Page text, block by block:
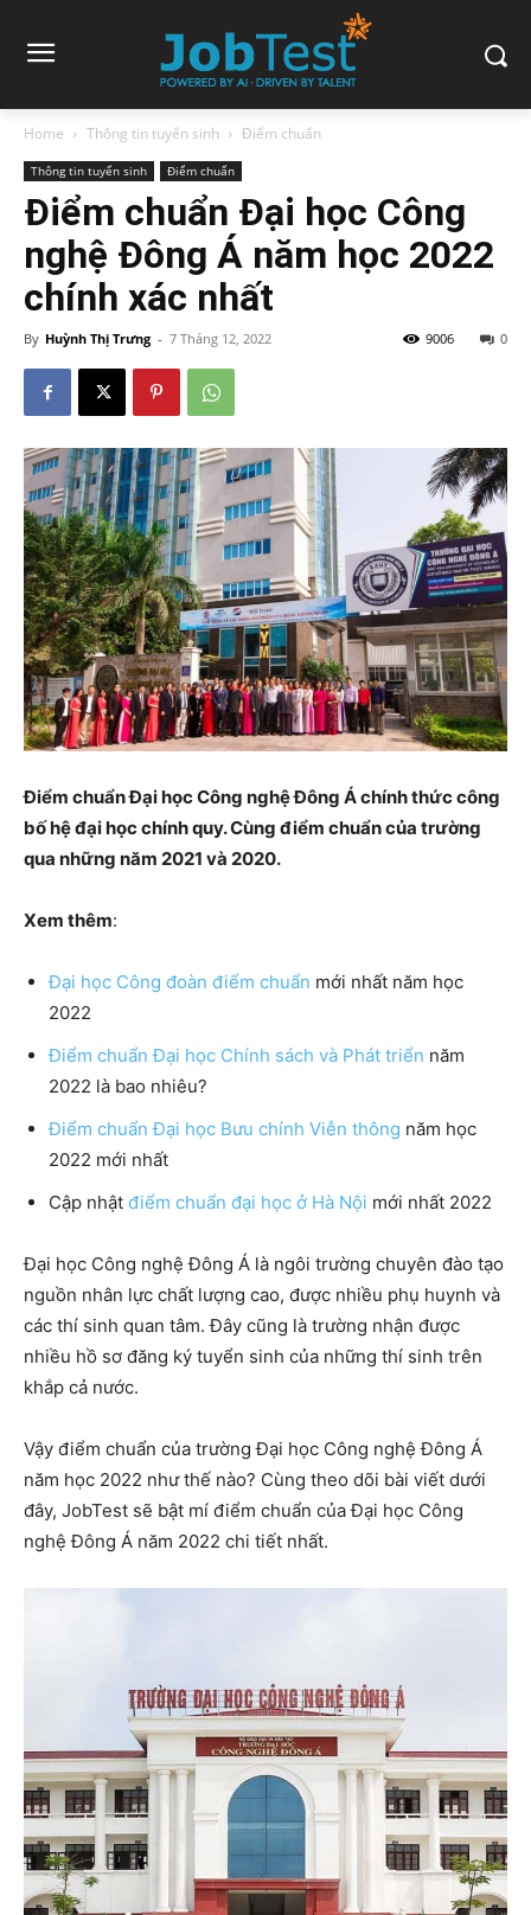
Home Thông tin tuyển sinh Điểm chuẩn
Thông tin tuyển sinh Điểm chuẩn
Điểm chuẩn Đại học Công
nghệ Đông Á năm học 2022
chính xác nhất
By Huỳnh Thị Trưng - 7 Tháng 12, 2022 0
9006
Điểm chuẩn Đại học Công nghệ Đông Á chính thức công
bố hệ đại học chính quy. Cùng điểm chuẩn của trường
qua những năm 2021 và 2020.
Xem thêm:
Đại học Công đoàn điểm chuẩn mới nhất năm học
2022
Điểm chuẩn Đại học Chính sách và Phát triển năm
2022 là bao nhiêu?
Điểm chuẩn Đại học Bưu chính Viễn thông năm học
2022 mới nhất
Cập nhật điểm chuẩn đại học ở Hà Nội mới nhất 2022
Đại học Công nghệ Đông Á là ngôi trường chuyên đào tạo
nguồn nhân lực chất lượng cao, được nhiều phụ huynh và
các thí sinh quan tâm. Đây cũng là trường nhận được
nhiều hồ sơ đăng ký tuyển sinh của những thí sinh trên
khắp cả nước.
Vậy điểm chuẩn của trường Đại học Công nghệ Đông Á
năm học 2022 như thế nào? Cùng theo dõi bài viết dưới
đây, JobTest sẽ bật mí điểm chuẩn của Đại học Công
nghệ Đông Á năm 2022 chi tiết nhất.